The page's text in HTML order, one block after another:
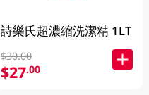
詩樂氏超濃縮洗潔精 1LT
$30.00
$27.00